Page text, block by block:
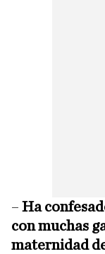
– Ha
con muchas
maternidad